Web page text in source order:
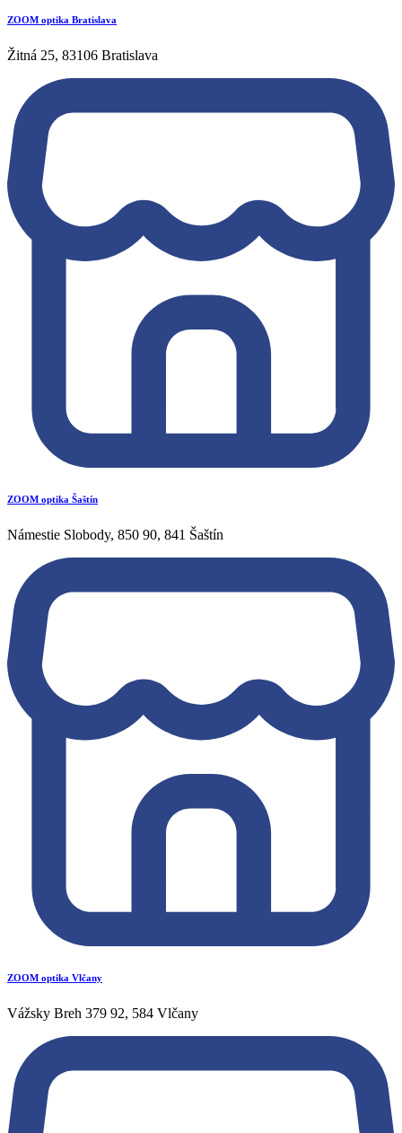
ZOOM optika Bratislava
Žitná 25, 83106 Bratislava
ZOOM optika Šaštín
Námestie Slobody, 850 90, 841 Šaštín
ZOOM optika Vlčany
Vážsky Breh 379 92, 584 Vlčany